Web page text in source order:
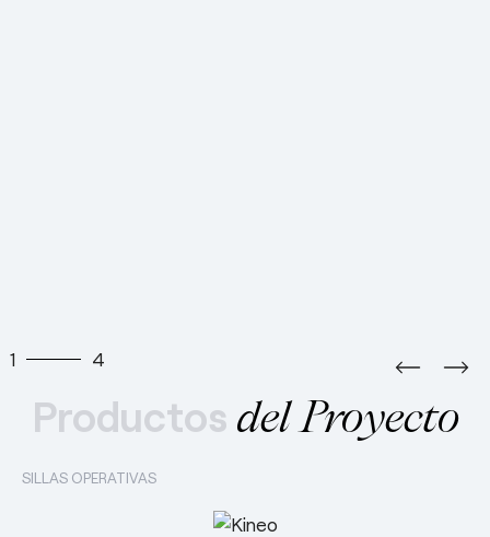
1 4
Productos del Proyecto
SILLAS OPERATIVAS